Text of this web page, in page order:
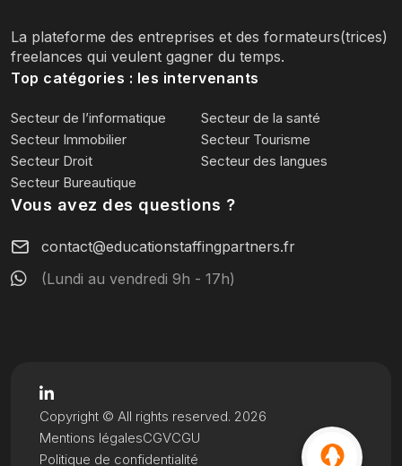
La plateforme des entreprises et des formateurs(trices)
freelances qui veulent gagner du temps.
Top catégories : les intervenants
Secteur de l’informatique
Secteur de la santé
Secteur Immobilier
Secteur Tourisme
Secteur Droit
Secteur des langues
Secteur Bureautique
Vous avez des questions ?
contact@educationstaffingpartners.fr
(Lundi au vendredi 9h - 17h)
Mentions légalesCGVCGU
Politique de confidentialité
Copyright © All rights reserved. 2026